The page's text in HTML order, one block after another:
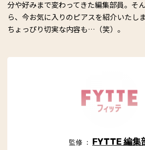
分や好みまで変わってきた編集部員。そ
ら、今お気に入りのピアスを紹介いたし
ちょっぴり切実な内容も…（笑）。
監修 ： FYTTE 編集